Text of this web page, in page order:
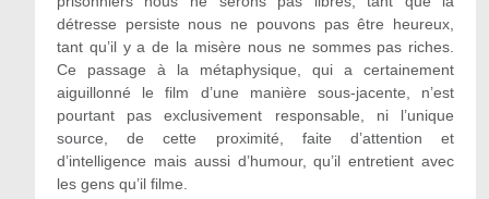
détresse persiste nous ne pouvons pas être heureux,
tant qu’il y a de la misère nous ne sommes pas riches.
Ce passage à la métaphysique, qui a certainement
aiguillonné le film d’une manière sous-jacente, n’est
pourtant pas exclusivement responsable, ni l’unique
source, de cette proximité, faite d’attention et
d’intelligence mais aussi d’humour, qu’il entretient avec
les gens qu’il filme.